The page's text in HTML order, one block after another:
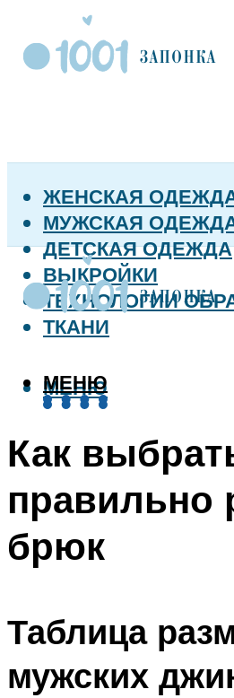
ЖЕНСКАЯ
МУЖСКАЯ
ДЕТСКАЯ ОДЕЖДА
ВЫКРОЙКИ
ТЕХНОЛОГИИ
ТКАНИ
МЕНЮ
МЕНЮ
Как
правильно
брюк
Таблица
мужских